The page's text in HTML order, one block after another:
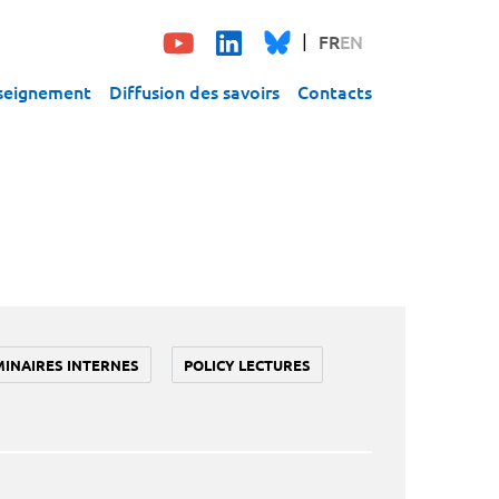
FREN
Diffusion des savoirs Contacts
INTERNES POLICY LECTURES